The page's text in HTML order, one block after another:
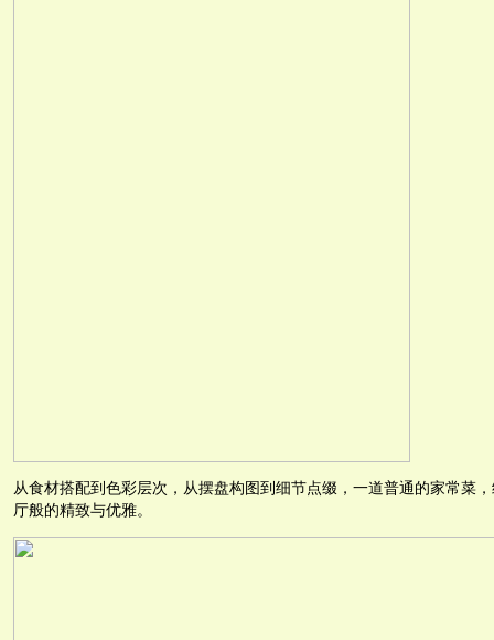
从食材搭配到色彩层次，从摆盘构图到细节点缀，一道普通的家常菜
厅般的精致与优雅。